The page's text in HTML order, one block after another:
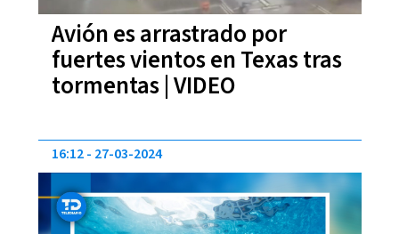
Avión es arrastrado por
fuertes vientos en Texas tras
tormentas | VIDEO
16:12 27-03-2024